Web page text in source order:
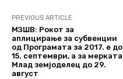
PREVIOUS ARTICLE
МЗШВ: Рокот за
аплицирање за субвенции
од Програмата за 2017. е до
15. септември, а за мерката
Млад земјоделец до 29.
август